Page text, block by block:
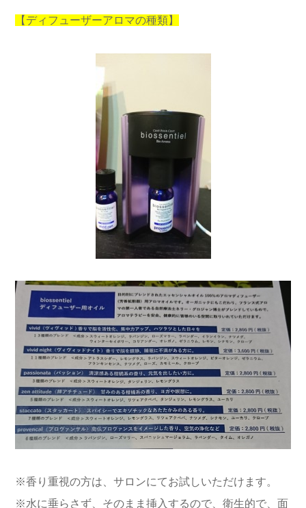
【ディフューザーアロマの種類】
※香り重視の方は、サロンにてお試しいただけます。
※水に垂らさず、そのまま挿入するので、衛生的で、面